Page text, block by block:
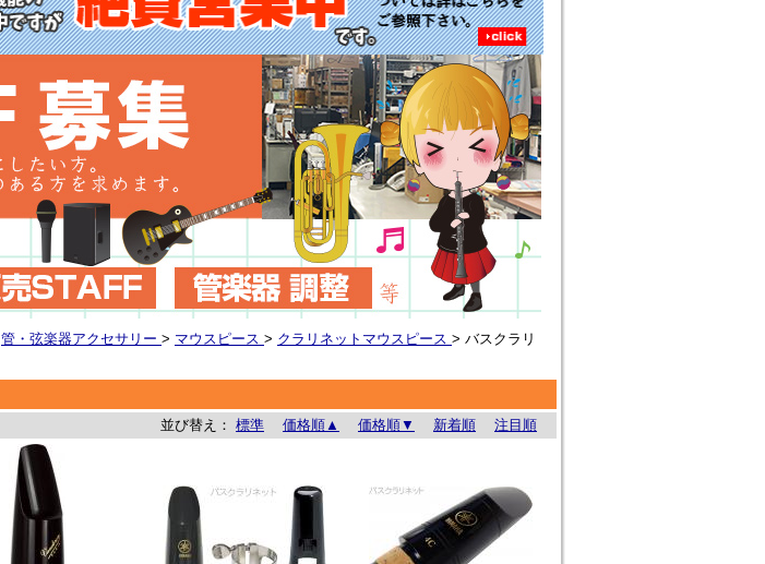
管・弦楽器アクセサリー > マウスピース > クラリネットマウスピース > バスクラリ
並び替え： 標準 価格順▲ 価格順▼ 新着順 注目順